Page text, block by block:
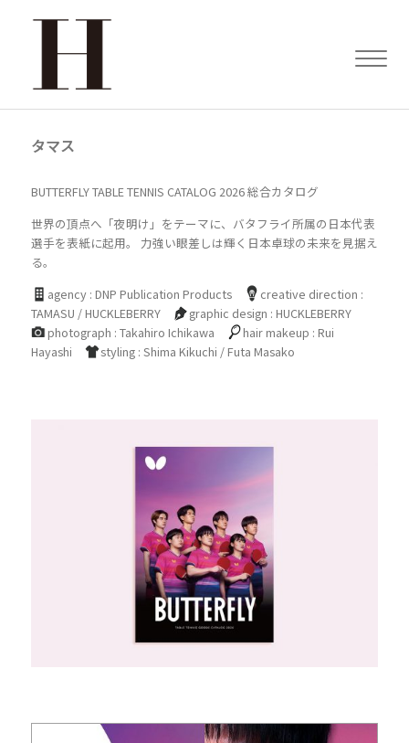
タマス
BUTTERFLY TABLE TENNIS CATALOG 2026 総合カタログ
世界の頂点へ「夜明け」をテーマに、バタフライ所属の日本代表
選手を表紙に起用。 力強い眼差しは輝く日本卓球の未来を見据え
る。
agency : DNP Publication Products
creative direction :
TAMASU / HUCKLEBERRY
graphic design : HUCKLEBERRY
photograph : Takahiro Ichikawa
hair makeup : Rui
Hayashi
styling : Shima Kikuchi / Futa Masako